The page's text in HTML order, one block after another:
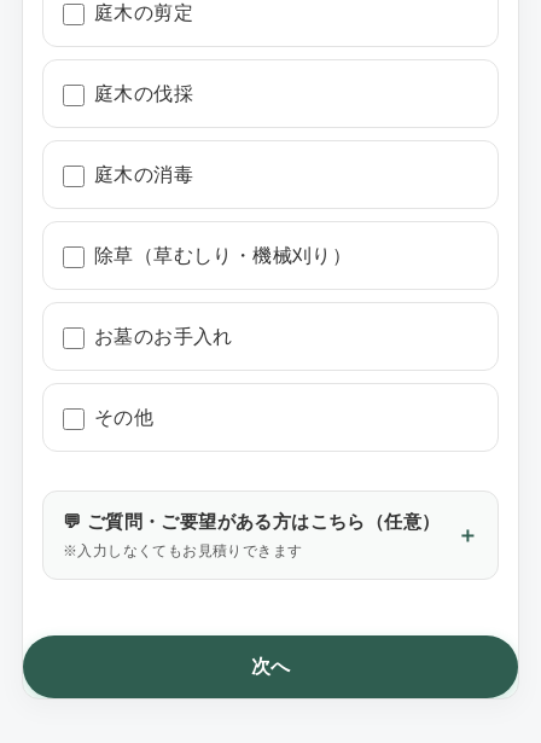
庭木の剪定
庭木の伐採
庭木の消毒
除草（草むしり・機械刈り）
お墓のお手入れ
その他
💬 ご質問・ご要望がある方はこちら（任意）
※入力しなくてもお見積りできます
次へ